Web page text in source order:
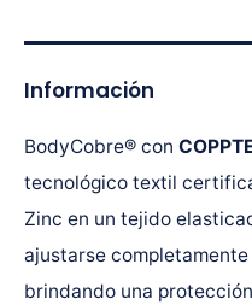
Información
BodyCobre® con
tecnológico textil
Zinc en un tejido
ajustarse
brindando una